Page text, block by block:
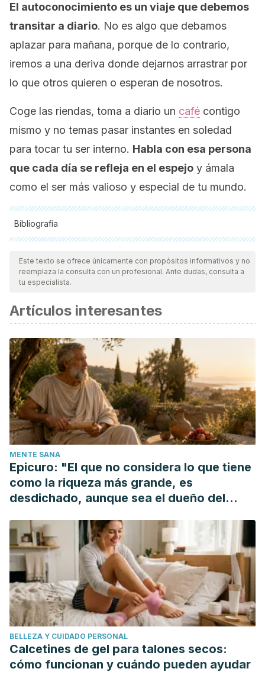
El autoconocimiento es un viaje que debemos
transitar a diario. No es algo que debamos
aplazar para mañana, porque de lo contrario,
iremos a una deriva donde dejarnos arrastrar por
lo que otros quieren o esperan de nosotros.
Coge las riendas, toma a diario un café contigo
mismo y no temas pasar instantes en soledad
para tocar tu ser interno. Habla con esa persona
que cada día se refleja en el espejo y ámala
como el ser más valioso y especial de tu mundo.
Bibliografía
Todas las fuentes citadas fueron revisadas a profundidad por
nuestro equipo, para asegurar su calidad, confiabilidad,
vigencia y validez.La bibliografía de este artículo fue
científica.
Bagherian, M., Mojembari, A. K., Naghibian, P., & Nik, S. F.
(2016). The Relationship between Happiness and Self-
Awareness among Introverts and Extroverts.
7(08), 1119.
Kloc, J. (2011). The Power of Negative Thinking.Scientific
American Mind, 22 (3), 8-8.
Zhang, J. W., & Howell, R. T. (2011). Do time perspectives
predict unique variance in life satisfaction beyond
personality traits?.
(8), 1261-1266.
Gertler, B. (2010).
Self-knowledge
. Routledge.
University Press, USA.
Este texto se ofrece únicamente con propósitos informativos y no
reemplaza la consulta con un profesional. Ante dudas, consulta a
tu especialista.
Artículos interesantes
MENTE SANA
Epicuro: "El que no considera lo que tiene
como la riqueza más grande, es
desdichado, aunque sea el dueño del
BELLEZA Y CUIDADO PERSONAL
Calcetines de gel para talones secos:
cómo funcionan y cuándo pueden ayudar